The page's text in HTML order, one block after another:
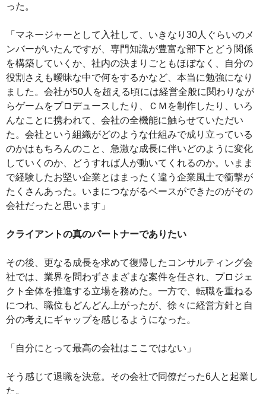
った。
「マネージャーとして入社して、いきなり30人ぐらいのメ
ンバーがいたんですが、専門知識が豊富な部下とどう関係
を構築していくか、社内の決まりごともほぼなく、自分の
役割さえも曖昧な中で何をするかなど、本当に勉強になり
ました。会社が50人を超える頃には経営全般に関わりなが
らゲームをプロデュースしたり、ＣＭを制作したり、いろ
んなことに携われて、会社の全機能に触らせていただい
た。会社という組織がどのような仕組みで成り立っている
のかはもちろんのこと、急激な成長に伴いどのように変化
していくのか、どうすれば人が動いてくれるのか。いまま
で経験したお堅い企業とはまったく違う企業風土で衝撃が
たくさんあった。いまにつながるベースができたのがその
会社だったと思います」
クライアントの真のパートナーでありたい
その後、更なる成長を求めて復帰したコンサルティング会
社では、業界を問わずさまざまな案件を任され、プロジェ
クト全体を推進する立場を務めた。一方で、転職を重ねる
につれ、職位もどんどん上がったが、徐々に経営方針と自
分の考えにギャップを感じるようになった。
「自分にとって最高の会社はここではない」
そう感じて退職を決意。その会社で同僚だった6人と起業し
た。